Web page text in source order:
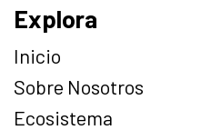
Explora
Inicio
Sobre Nosotros
Ecosistema